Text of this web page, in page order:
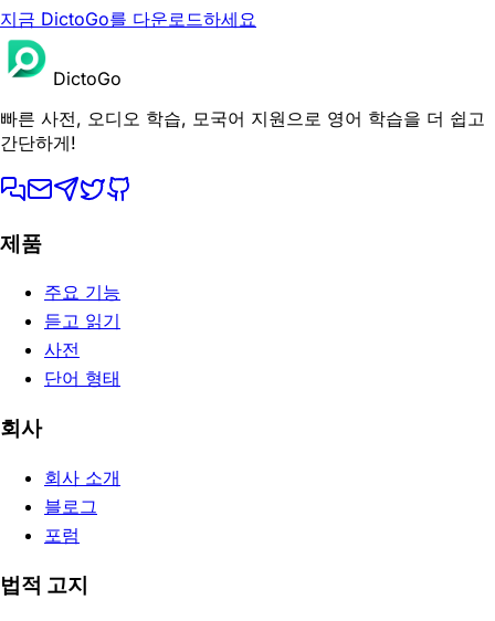
지금 DictoGo를 다운로드하세요
DictoGo
빠른 사전, 오디오 학습, 모국어 지원으로 영어 학습을 더 쉽고
간단하게!
제품
주요 기능
듣고 읽기
사전
단어 형태
회사
회사 소개
블로그
포럼
법적 고지